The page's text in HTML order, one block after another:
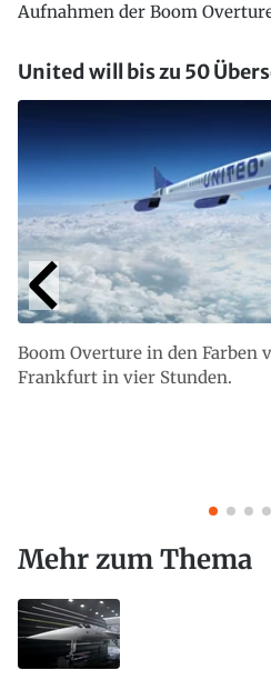
Aufnahmen der Boom
United will bis zu 50
Boom Overture in den Farben
Frankfurt in vier Stunden.
Mehr zum Thema